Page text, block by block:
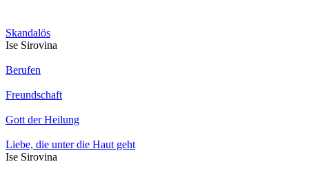
Skandalös
Ise Sirovina
Berufen
Freundschaft
Gott der Heilung
Liebe, die unter die Haut geht
Ise Sirovina